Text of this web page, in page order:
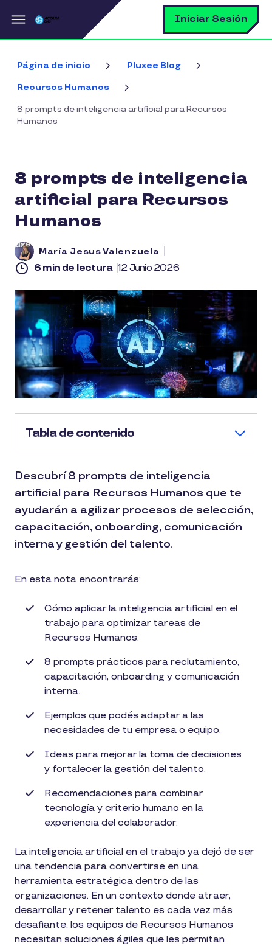
Pasar al contenido principal Iniciar Sesión
Página de inicio Pluxee Blog
Recursos Humanos
8 prompts de inteligencia artificial para Recursos
Humanos
8 prompts de inteligencia
artificial para Recursos
Humanos
María Jesus Valenzuela
6 min de lectura 12 Junio 2026
Tabla de contenido
Descubrí 8 prompts de inteligencia
artificial para Recursos Humanos que te
ayudarán a agilizar procesos de selección,
capacitación, onboarding, comunicación
interna y gestión del talento.
En esta nota encontrarás:
Cómo aplicar la inteligencia artificial en el
trabajo para optimizar tareas de
Recursos Humanos.
8 prompts prácticos para reclutamiento,
capacitación, onboarding y comunicación
interna.
Ejemplos que podés adaptar a las
necesidades de tu empresa o equipo.
Ideas para mejorar la toma de decisiones
y fortalecer la gestión del talento.
Recomendaciones para combinar
tecnología y criterio humano en la
experiencia del colaborador.
La inteligencia artificial en el trabajo ya dejó de ser
una tendencia para convertirse en una
herramienta estratégica dentro de las
organizaciones. En un contexto donde atraer,
desarrollar y retener talento es cada vez más
desafiante, los equipos de Recursos Humanos
necesitan soluciones ágiles que les permitan